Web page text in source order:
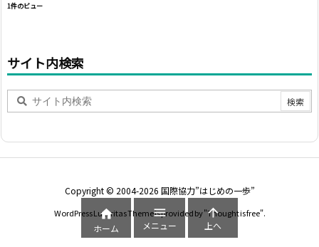
1件のビュー
サイト内検索
Copyright © 2004-2026 国際協力”はじめの一歩”
WordPress Luxeritas Theme is provided by "Thought is free".

ホーム

メニュー

上へ